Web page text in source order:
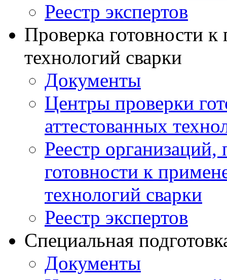
Реестр экспертов
Проверка готовности
технологий сварки
Документы
Центры проверки
аттестованных
Реестр
готовности к
технологий сварки
Реестр экспертов
Специальная
Документы